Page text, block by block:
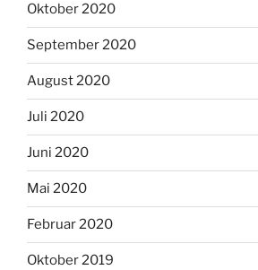
Oktober 2020
September 2020
August 2020
Juli 2020
Juni 2020
Mai 2020
Februar 2020
Oktober 2019